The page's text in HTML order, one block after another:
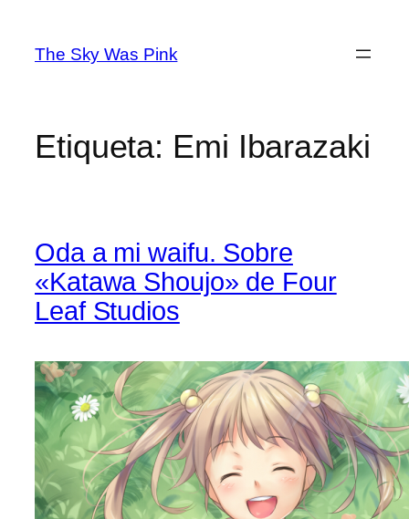
contenido
The Sky Was Pink
Etiqueta: Emi Ibarazaki
Oda a mi waifu. Sobre
«Katawa Shoujo» de Four
Leaf Studios